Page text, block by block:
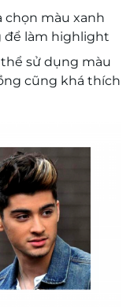
chọn màu xanh
để làm highlight
sử dụng màu
cũng khá thích